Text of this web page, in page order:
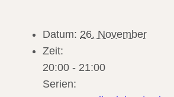
Datum: 26. November
Zeit:
20:00 - 21:00
Serien: